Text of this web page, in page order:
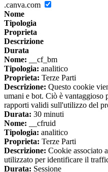
.canva.com
Nome
Tipologia
Proprieta
Descrizione
Durata
Nome: __cf_bm
Tipologia: analitico
Proprieta: Terze Parti
Descrizione: Questo cookie
umani e bot. Ciò è vantaggioso
rapporti validi sull'utilizzo del
Durata: 30 minuti
Nome: __cfruid
Tipologia: analitico
Proprieta: Terze Parti
Descrizione: Cookie associato
utilizzato per identificare il
Durata: Sessione